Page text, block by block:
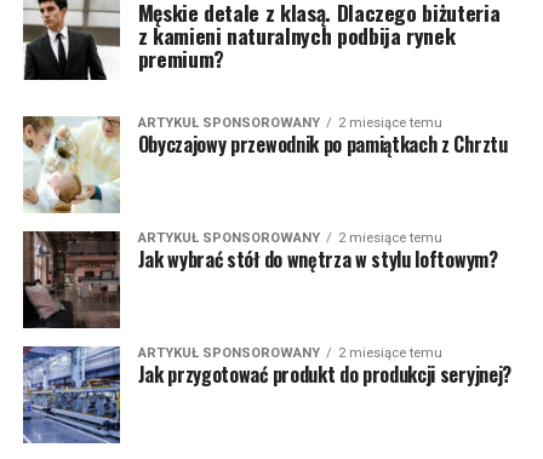
Męskie detale z klasą. Dlaczego biżuteria
z kamieni naturalnych podbija rynek
premium?
ARTYKUŁ SPONSOROWANY 2 miesiące temu
Obyczajowy przewodnik po pamiątkach z Chrztu
ARTYKUŁ SPONSOROWANY 2 miesiące temu
Jak wybrać stół do wnętrza w stylu loftowym?
ARTYKUŁ SPONSOROWANY 2 miesiące temu
Jak przygotować produkt do produkcji seryjnej?